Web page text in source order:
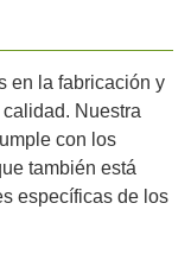
en la fabricación y
Nuestra
con los
también está
específicas de los